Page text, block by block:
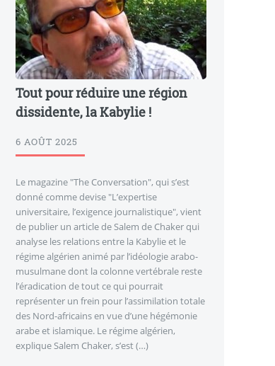
Tout pour réduire une région
dissidente, la Kabylie !
6 AOÛT 2025
Le magazine "The Conversation", qui s’est
donné comme devise "L’expertise
universitaire, l’exigence journalistique", vient
de publier un article de Salem de Chaker qui
analyse les relations entre la Kabylie et le
régime algérien animé par l’idéologie arabo-
musulmane dont la colonne vertébrale reste
l’éradication de tout ce qui pourrait
représenter un frein pour l’assimilation totale
des Nord-africains en vue d’une hégémonie
arabe et islamique. Le régime algérien,
explique Salem Chaker, s’est (…)